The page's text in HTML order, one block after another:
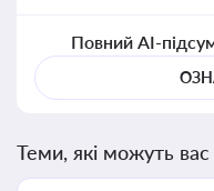
Повний AI-
Теми, які можуть вас